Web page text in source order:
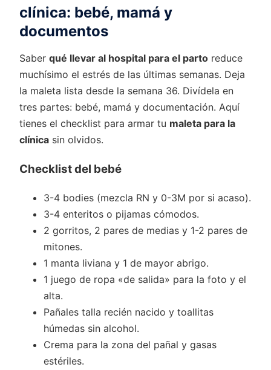
clínica: bebé, mamá y
documentos
Saber qué llevar al hospital para el parto reduce
muchísimo el estrés de las últimas semanas. Deja
la maleta lista desde la semana 36. Divídela en
tres partes: bebé, mamá y documentación. Aquí
tienes el checklist para armar tu maleta para la
clínica sin olvidos.
Checklist del bebé
3-4 bodies (mezcla RN y 0-3M por si acaso).
3-4 enteritos o pijamas cómodos.
2 gorritos, 2 pares de medias y 1-2 pares de
mitones.
1 manta liviana y 1 de mayor abrigo.
1 juego de ropa «de salida» para la foto y el
alta.
Pañales talla recién nacido y toallitas
húmedas sin alcohol.
Crema para la zona del pañal y gasas
estériles.